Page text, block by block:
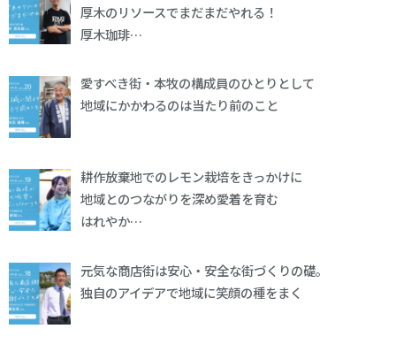
厚木のリソースでまだまだやれる！
厚木珈琲…
愛すべき街・本牧の構成員のひとりとして
地域にかかわるのは当たり前のこと
耕作放棄地でのレモン栽培をきっかけに
地域とのつながりを深め愛着を育む
はれやか…
元気な商店街は安心・安全な街づくりの礎。
独自のアイデアで地域に笑顔の種をまく